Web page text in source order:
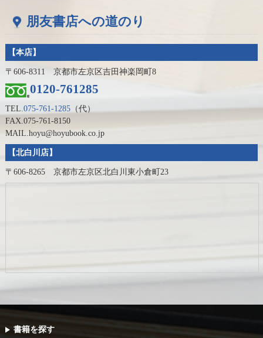
朋友書店への道のり
【本店】
〒606-8311 京都市左京区吉田神楽岡町8
0120-761285
TEL.075-761-1285（代）
FAX.075-761-8150
MAIL.hoyu@hoyubook.co.jp
【北白川店】
〒606-8265 京都市左京区北白川東小倉町23
書籍を探す